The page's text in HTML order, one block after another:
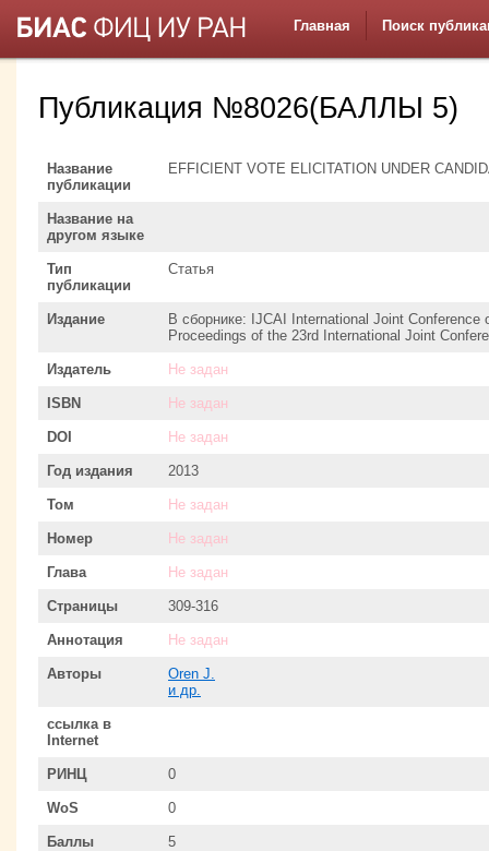
Главная Поиск
Публикация №8026(БАЛЛЫ 5)
Название
публикации
EFFICIENT VOTE ELICITATION UNDER
Название на
другом языке
Тип
публикации
Статья
Издание
В сборнике: IJCAI International Joint
Proceedings of the 23rd International Joint
Издатель Не задан
ISBN Не задан
DOI Не задан
Год издания 2013
Том Не задан
Номер Не задан
Глава Не задан
Страницы 309-316
Аннотация Не задан
Авторы
Oren J.
и др.
ссылка в
Internet
РИНЦ 0
WoS 0
Баллы 5